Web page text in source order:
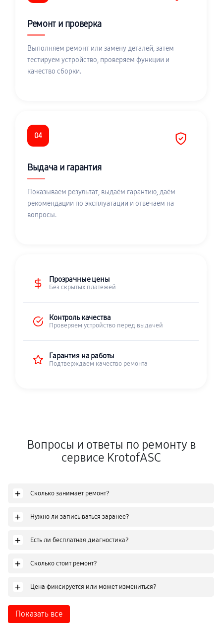
Ремонт и проверка
Выполняем ремонт или замену деталей, затем
тестируем устройство, проверяем функции и
качество сборки.
04
Выдача и гарантия
Показываем результат, выдаём гарантию, даём
рекомендации по эксплуатации и отвечаем на
вопросы.
Прозрачные цены
Без скрытых платежей
Контроль качества
Проверяем устройство перед выдачей
Гарантия на работы
Подтверждаем качество ремонта
Вопросы и ответы по ремонту в
сервисе KrotofASC
+ Сколько занимает ремонт?
+ Нужно ли записываться заранее?
+ Есть ли бесплатная диагностика?
+ Сколько стоит ремонт?
+ Цена фиксируется или может измениться?
Показать все